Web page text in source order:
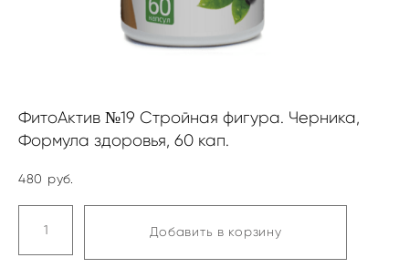
ФитоАктив №19 Стройная фигура. Черника,
Формула здоровья, 60 кап.
480 pуб.
Добавить в корзину